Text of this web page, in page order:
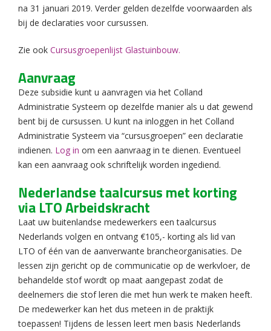
na 31 januari 2019. Verder gelden dezelfde voorwaarden als
bij de declaraties voor cursussen.
Zie ook Cursusgroepenlijst Glastuinbouw.
Aanvraag
Deze subsidie kunt u aanvragen via het Colland
Administratie Systeem op dezelfde manier als u dat gewend
bent bij de cursussen. U kunt na inloggen in het Colland
Administratie Systeem via “cursusgroepen” een declaratie
indienen. Log in om een aanvraag in te dienen. Eventueel
kan een aanvraag ook schriftelijk worden ingediend.
Nederlandse taalcursus met korting
via LTO Arbeidskracht
Laat uw buitenlandse medewerkers een taalcursus
Nederlands volgen en ontvang €105,- korting als lid van
LTO of één van de aanverwante brancheorganisaties. De
lessen zijn gericht op de communicatie op de werkvloer, de
behandelde stof wordt op maat aangepast zodat de
deelnemers die stof leren die met hun werk te maken heeft.
De medewerker kan het dus meteen in de praktijk
toepassen! Tijdens de lessen leert men basis Nederlands